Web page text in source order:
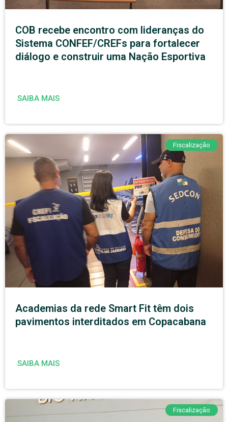
COB recebe encontro com lideranças do
Sistema CONFEF/CREFs para fortalecer
diálogo e construir uma Nação Esportiva
SAIBA MAIS
Fiscalização
Academias da rede Smart Fit têm dois
pavimentos interditados em Copacabana
SAIBA MAIS
Fiscalização